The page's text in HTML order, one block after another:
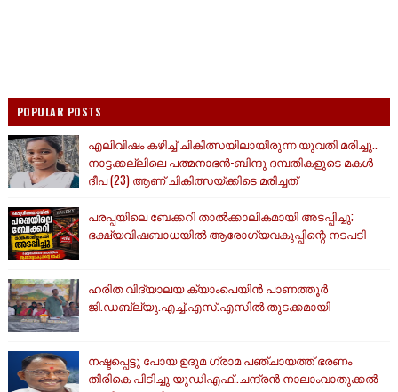
POPULAR POSTS
എലിവിഷം കഴിച്ച് ചികിത്സയിലായിരുന്ന യുവതി മരിച്ചു..
നാട്ടക്കല്ലിലെ പത്മനാഭൻ-ബിന്ദു ദമ്പതികളുടെ മകൾ
ദീപ (23) ആണ് ചികിത്സയ്ക്കിടെ മരിച്ചത്
പരപ്പയിലെ ബേക്കറി താൽക്കാലികമായി അടപ്പിച്ചു;
ഭക്ഷ്യവിഷബാധയിൽ ആരോഗ്യവകുപ്പിന്റെ നടപടി
ഹരിത വിദ്യാലയ ക്യാംപെയിൻ പാണത്തൂർ
ജി.ഡബ്ല്യു.എച്ച്.എസ്.എസിൽ തുടക്കമായി
നഷ്ടപ്പെട്ടു പോയ ഉദുമ ഗ്രാമ പഞ്ചായത്ത് ഭരണം
തിരികെ പിടിച്ചു യുഡിഎഫ്..ചന്ദ്രൻ നാലാംവാതുക്കൽ